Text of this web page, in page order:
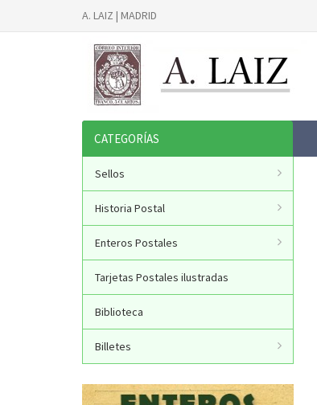
A. LAIZ | MADRID
CATEGORÍAS
Sellos
Historia Postal
Enteros Postales
Tarjetas Postales ilustradas
Biblioteca
Billetes